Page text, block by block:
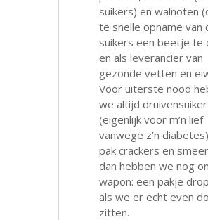
suikers) en walnoten
te snelle opname van
suikers een beetje te
en als leverancier van
gezonde vetten en
Voor uiterste nood
we altijd
(eigenlijk voor m’n lief
vanwege z’n
pak crackers en
dan hebben we nog
wapon: een pakje
als we er echt even
zitten.